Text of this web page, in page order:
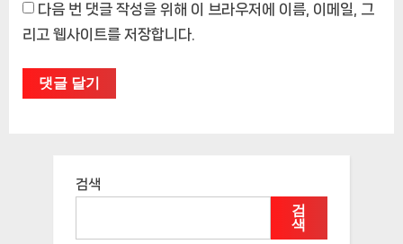
다음 번 댓글 작성을 위해 이 브라우저에 이름, 이메일, 그
리고 웹사이트를 저장합니다.
검색
검
색